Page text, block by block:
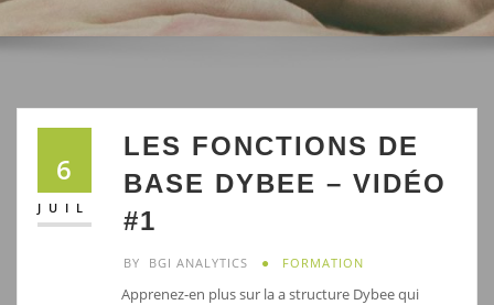
6
JUIL
LES FONCTIONS DE
BASE DYBEE – VIDÉO
#1
BY BGI ANALYTICS FORMATION
Apprenez-en plus sur la a structure Dybee qui